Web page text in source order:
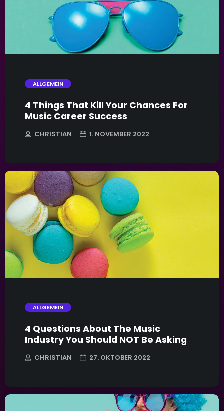
ALLGEMEIN
4 Things That Kill Your Chances For
Music Career Success
CHRISTIAN 1. NOVEMBER 2022
trending_flat
ALLGEMEIN
4 Questions About The Music
Industry You Should NOT Be Asking
CHRISTIAN 27. OKTOBER 2022